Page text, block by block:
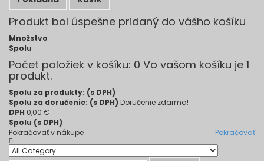
Produkt bol úspešne pridaný do vášho košíku
Množstvo
Spolu
Počet položiek v košíku: 0 Vo vašom košíku je 1
produkt.
Spolu za produkty: (s DPH)
Spolu za doručenie: (s DPH) Doručenie zdarma!
DPH 0,00 €
Spolu (s DPH)
Pokračovať v nákupe
Pokračovať